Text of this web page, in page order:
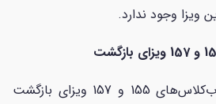
ویزا وجود ندارد.
مهم‌ترین تفاوت بین ساب‌کلاس‌های 155 و 157 ویزای بازگشت